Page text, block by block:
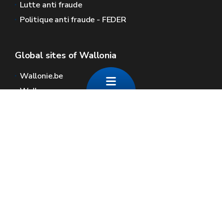
Lutte anti fraude
Politique anti fraude - FEDER
Global sites of Wallonia
Wallonie.be
Walloon government